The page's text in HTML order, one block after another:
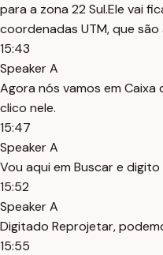
para a zona 22 Sul.Ele vai
coordenadas UTM, que
15:43
Speaker A
Agora nós vamos em Caixa
clico nele.
15:47
Speaker A
Vou aqui em Buscar e
15:52
Speaker A
Digitado Reprojetar,
15:55